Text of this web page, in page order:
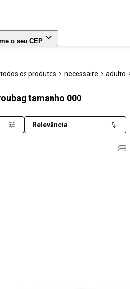
o seu CEP
todos os produtos necessaire adulto
tamanho 000
Relevância